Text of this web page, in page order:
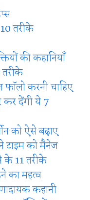
तरीके
की कहानियाँ
करनी चाहिए
देंगी ये 7
को ऐसे बढ़ाए
टाइम को मैनेज
के 11 तरीके
का महत्व
कहानी